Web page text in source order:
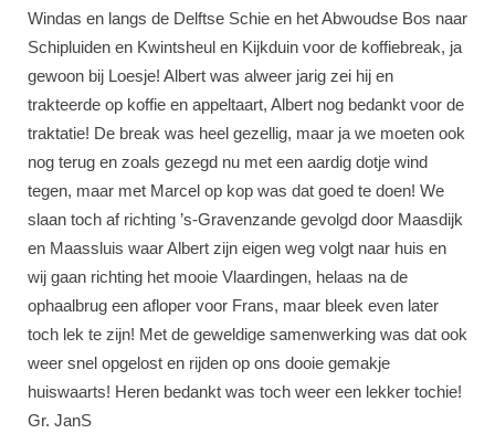
Windas en langs de Delftse Schie en het Abwoudse Bos naar
Schipluiden en Kwintsheul en Kijkduin voor de koffiebreak, ja
gewoon bij Loesje! Albert was alweer jarig zei hij en
trakteerde op koffie en appeltaart, Albert nog bedankt voor de
traktatie! De break was heel gezellig, maar ja we moeten ook
nog terug en zoals gezegd nu met een aardig dotje wind
tegen, maar met Marcel op kop was dat goed te doen! We
slaan toch af richting ’s-Gravenzande gevolgd door Maasdijk
en Maassluis waar Albert zijn eigen weg volgt naar huis en
wij gaan richting het mooie Vlaardingen, helaas na de
ophaalbrug een afloper voor Frans, maar bleek even later
toch lek te zijn! Met de geweldige samenwerking was dat ook
weer snel opgelost en rijden op ons dooie gemakje
huiswaarts! Heren bedankt was toch weer een lekker tochie!
Gr. JanS